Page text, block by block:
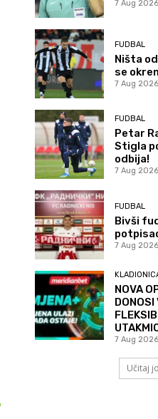
7 Aug
FUDBAL
Ništa
se
7 Aug
FUDBAL
Petar
Stigla
odbija!
7 Aug
FUDBAL
Bivši
7 Aug
NOVA
DONOSI
7 Aug
Učitaj